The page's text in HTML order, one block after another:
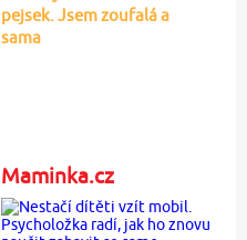
pejsek. Jsem zoufalá a
sama
Maminka.cz